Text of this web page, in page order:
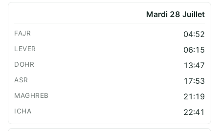
Mardi 28 Juillet
04:52
06:15
13:47
17:53
21:19
22:41